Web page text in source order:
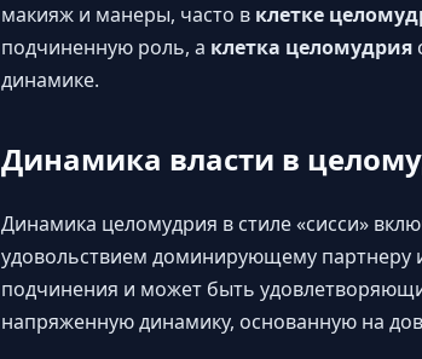
макияж и манеры, часто в клетке
подчиненную роль, а клетка целомудрия
динамике.
Динамика власти в
Динамика целомудрия в стиле «сисси»
удовольствием доминирующему партнеру
подчинения и может быть
напряженную динамику, основанную на